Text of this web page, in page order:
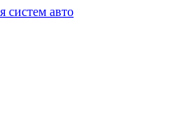
систем авто